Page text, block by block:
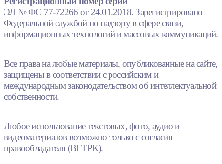
ЭЛ № ФС 77-72266 от 24.01.2018. Зарегистрировано
Федеральной службой по надзору в сфере связи,
информационных технологий и массовых коммуникаций.
Все права на любые материалы, опубликованные на сайте,
защищены в соответствии с российским и
международным законодательством об интеллектуальной
собственности.
Любое использование текстовых, фото, аудио и
видеоматериалов возможно только с согласия
правообладателя (ВГТРК).